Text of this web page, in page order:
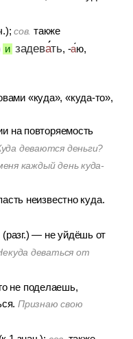
сов. также
и задевать, -аю,
«куда», «куда-то»,
на повторяемость
деваются деньги?
каждый день куда-
неизвестно куда.
(разг.) — не уйдёшь от
деваться от
не поделаешь,
Признаю свою